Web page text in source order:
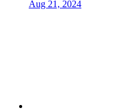
Aug 21, 2024